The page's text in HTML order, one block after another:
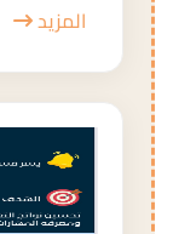
المزيد